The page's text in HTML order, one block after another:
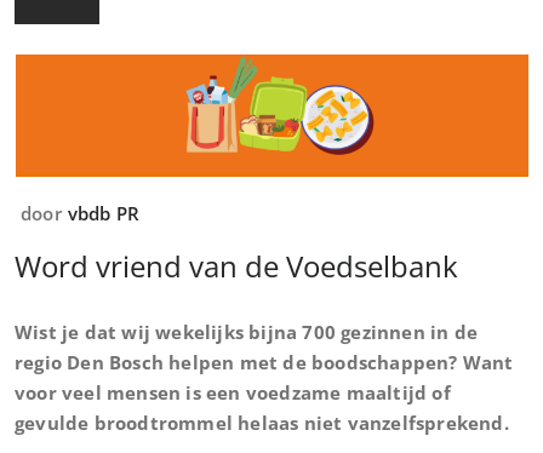
door vbdb PR
Word vriend van de Voedselbank
Wist je dat wij wekelijks bijna 700 gezinnen in de
regio Den Bosch helpen met de boodschappen? Want
voor veel mensen is een voedzame maaltijd of
gevulde broodtrommel helaas niet vanzelfsprekend.